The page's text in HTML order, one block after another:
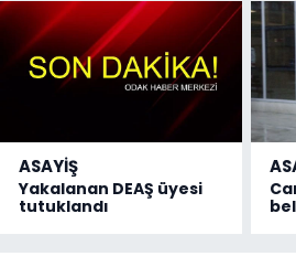
ASAYİŞ
Yakalanan DEAŞ üyesi
tutuklandı